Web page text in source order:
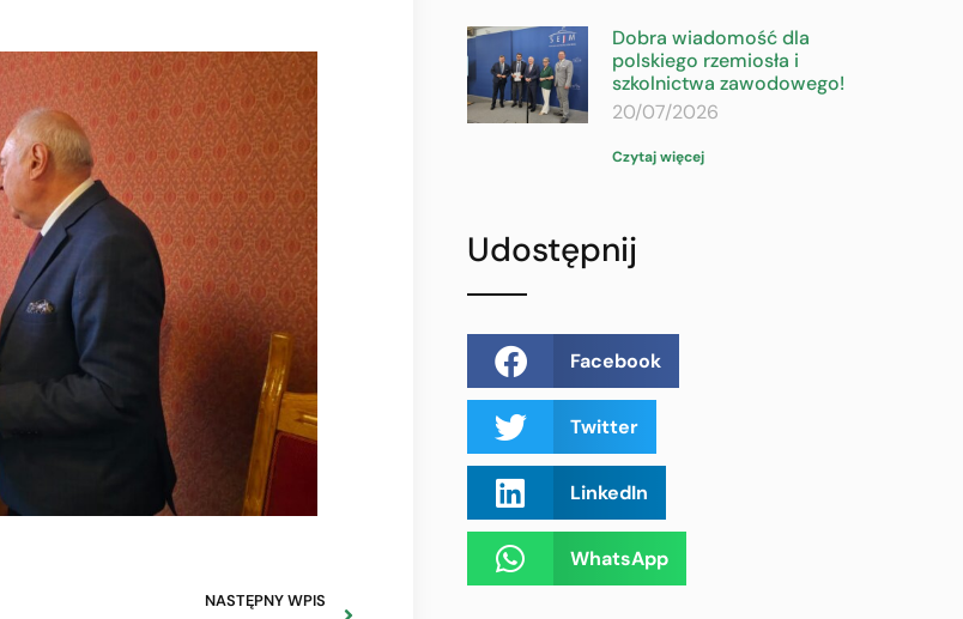
NASTĘPNY WPIS
Dobra wiadomość dla
polskiego rzemiosła i
szkolnictwa zawodowego!
20/07/2026
Czytaj więcej
Udostępnij
Facebook
Twitter
LinkedIn
WhatsApp